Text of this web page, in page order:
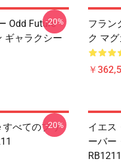
Odd Future
ギャラクシー
-20%
フラン
ク マ
￥
すべてのプリ
-20%
イエス
ーバー
RB1211